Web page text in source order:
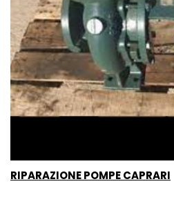
RIPARAZIONE POMPE CAPRARI